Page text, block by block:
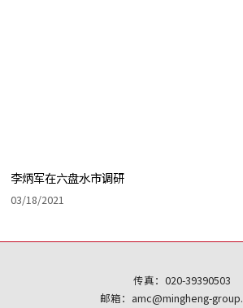
李炳军在六盘水市调研
03/18/2021
传真：020-39390503
邮箱：amc@mingheng-